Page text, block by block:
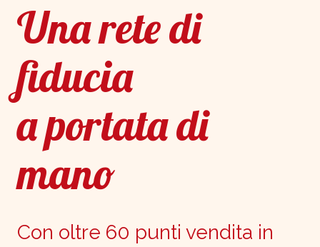
Una rete di
fiducia
a portata di
mano
Con oltre 60 punti vendita in